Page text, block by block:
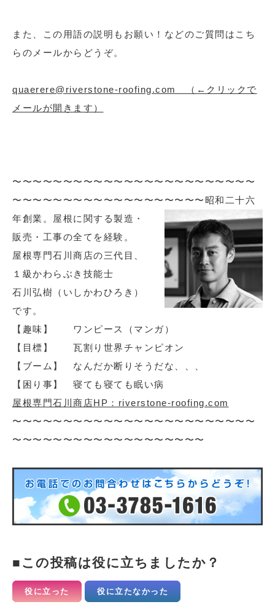
また、この用語の説明もお願い！などのご質問はこち
らのメールからどうぞ。
quaerere@riverstone-roofing.com （←クリックで
メールが開きます）
〜〜〜〜〜〜〜〜〜〜〜〜〜〜〜〜〜〜〜〜〜〜〜〜
〜〜〜〜〜〜〜〜〜〜〜〜〜〜〜〜〜〜〜 昭和二十六
年創業。屋根に関する製造・
販売・工事の全てを経験。
屋根専門石川商店の三代目、
１級かわらぶき技能士
石川弘樹（いしかわひろき）
です。
【趣味】 ワンピース（マンガ）
【目標】 瓦割り世界チャンピオン
【ブーム】 なんだか断りそうだな、、、
【困り事】 寝ても寝ても眠い病
屋根専門石川商店HP：riverstone-roofing.com
〜〜〜〜〜〜〜〜〜〜〜〜〜〜〜〜〜〜〜〜〜〜〜〜
〜〜〜〜〜〜〜〜〜〜〜〜〜〜〜〜〜〜〜
この投稿は役に立ちましたか？
役に立った 役に立たなかった